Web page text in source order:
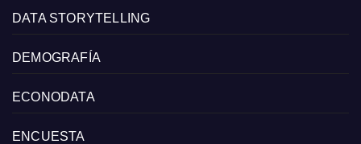
DATA STORYTELLING
DEMOGRAFÍA
ECONODATA
ENCUESTA